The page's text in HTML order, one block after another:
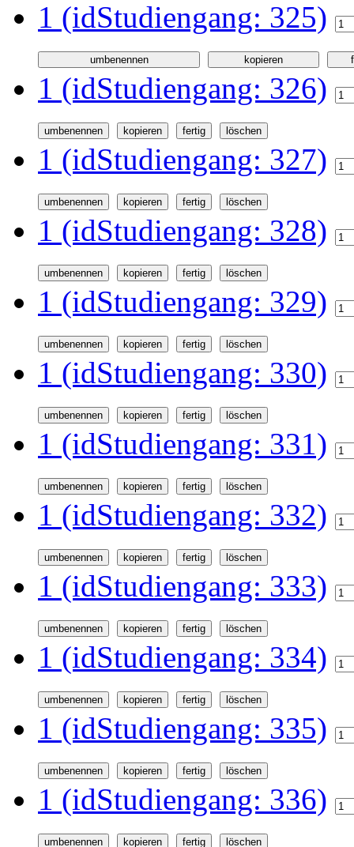
1 (idStudiengang: 325)
1 (idStudiengang: 326)
1 (idStudiengang: 327)
1 (idStudiengang: 328)
1 (idStudiengang: 329)
1 (idStudiengang: 330)
1 (idStudiengang: 331)
1 (idStudiengang: 332)
1 (idStudiengang: 333)
1 (idStudiengang: 334)
1 (idStudiengang: 335)
1 (idStudiengang: 336)